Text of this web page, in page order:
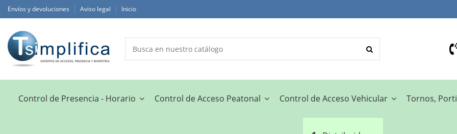
Envíos y devoluciones Aviso legal Inicio
Control de Presencia - Horario Control de Acceso Peatonal Control de Acceso Vehicular Tornos,